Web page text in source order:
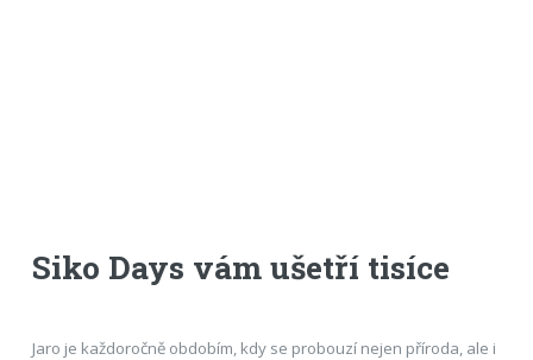
Siko Days vám ušetří tisíce
Jaro je každoročně obdobím, kdy se probouzí nejen příroda, ale i